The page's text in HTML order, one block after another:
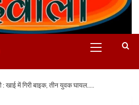
: खाई में गिरी बाइक, तीन युवक घायल…..